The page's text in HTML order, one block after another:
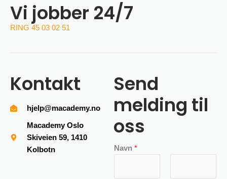
Vi jobber 24/7
RING 45 03 02 51
Kontakt
hjelp@macademy.no
Macademy Oslo
Skiveien 59, 1410
Kolbotn
Send
melding til
oss
Navn *